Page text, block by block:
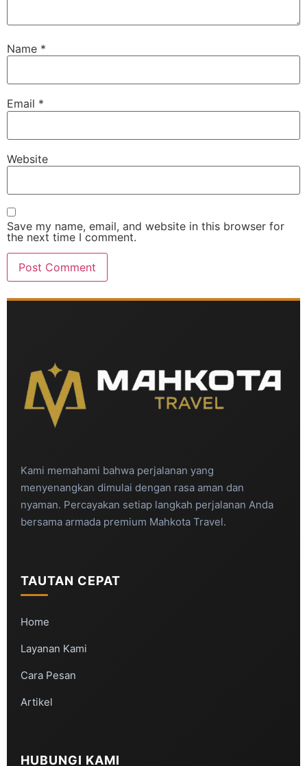
Name *
Email *
Website
Save my name, email, and website in this browser for
the next time I comment.
Kami memahami bahwa perjalanan yang
menyenangkan dimulai dengan rasa aman dan
nyaman. Percayakan setiap langkah perjalanan Anda
bersama armada premium Mahkota Travel.
TAUTAN CEPAT
Home
Layanan Kami
Cara Pesan
Artikel
HUBUNGI KAMI